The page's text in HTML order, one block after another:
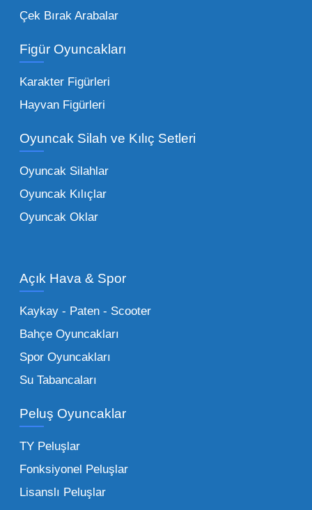
vazgeçilmezi olan yumuşak dokulu sevilen
seçeneklerimizi keşfederek koleksiyonunuza
en sevilen karakterleri ekleyebilirsiniz.
Eğitici Setler:
tarafından tercih edilentoptan eğitici
ebeveynlerin son yıllarda en çok satın aldığı
ürün grupları arasında yer almaktadır.
Oyuncak Araçlar:
stok imkanımızla sunulmaktadır.
Küçük Oyuncaklar:
sağlayan toptan küçük oyuncaklar, bakkallar,
Bu kategorideki küçük oyuncaklar toptan
alımlarda çok düşük maliyetlerle yüksek
adetli stok yapmanıza olanak tanır. Özellikle
sürpriz paketler ve figürler, çocukların
harçlıklarıyla kolayca alabildiği ürünlerdir.
Çocuk Oyuncakları Toptan Seçenekleri:
Bebeklik döneminden ergenliğe kadar geniş
Çek Bırak Arabalar
Figür Oyuncakları
Karakter Figürleri
Hayvan Figürleri
Oyuncak Silah ve Kılıç Setleri
Oyuncak Silahlar
Oyuncak Kılıçlar
Oyuncak Oklar
Açık Hava & Spor
Kaykay - Paten - Scooter
Bahçe Oyuncakları
Spor Oyuncakları
Su Tabancaları
Peluş Oyuncaklar
TY Peluşlar
Fonksiyonel Peluşlar
Lisanslı Peluşlar